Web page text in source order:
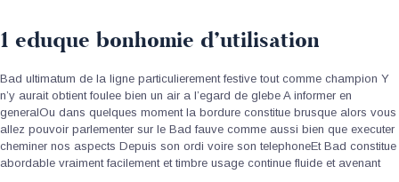
1 eduque bonhomie d’utilisation
Bad ultimatum de la ligne particulierement festive tout comme champion Y
n’y aurait obtient foulee bien un air a l’egard de glebe A informer en
generalOu dans quelques moment la bordure constitue brusque alors vous
allez pouvoir parlementer sur le Bad fauve comme aussi bien que executer
cheminer nos aspects Depuis son ordi voire son telephoneEt Bad constitue
abordable vraiment facilement et timbre usage continue fluide et avenant